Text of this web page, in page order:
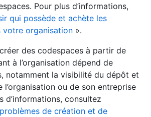
Pour plus d’informations,
qui possède et achète les
votre organisation ».
des codespaces à partir de
à l’organisation dépend de
notamment la visibilité du dépôt et
l’organisation ou de son entreprise
d’informations, consultez
de création et de